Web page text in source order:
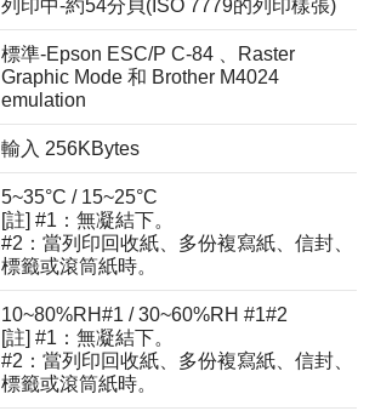
列印中-約54分貝(ISO 7779的列印樣張)
標準-Epson ESC/P C-84 、Raster
Graphic Mode 和 Brother M4024
emulation
輸入 256KBytes
5~35°C / 15~25°C
[註] #1：無凝結下。
#2：當列印回收紙、多份複寫紙、信封、
標籤或滾筒紙時。
10~80%RH#1 / 30~60%RH #1#2
[註] #1：無凝結下。
#2：當列印回收紙、多份複寫紙、信封、
標籤或滾筒紙時。